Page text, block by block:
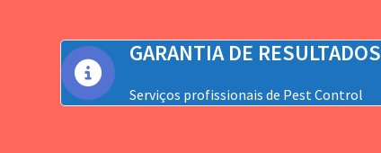
GARANTIA DE RESULTADOS
Serviços profissionais de Pest Control